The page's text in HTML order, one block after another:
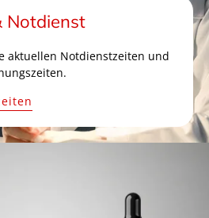
Notdienst
aktuellen Notdienstzeiten und